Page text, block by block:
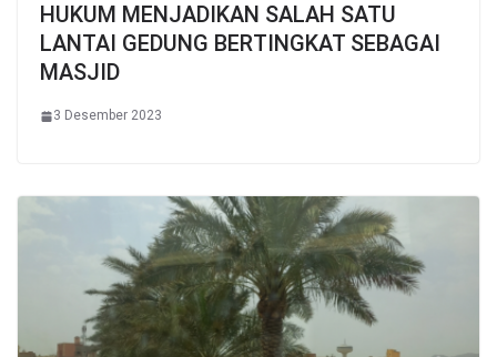
HUKUM MENJADIKAN SALAH SATU
LANTAI GEDUNG BERTINGKAT SEBAGAI
MASJID
3 Desember 2023